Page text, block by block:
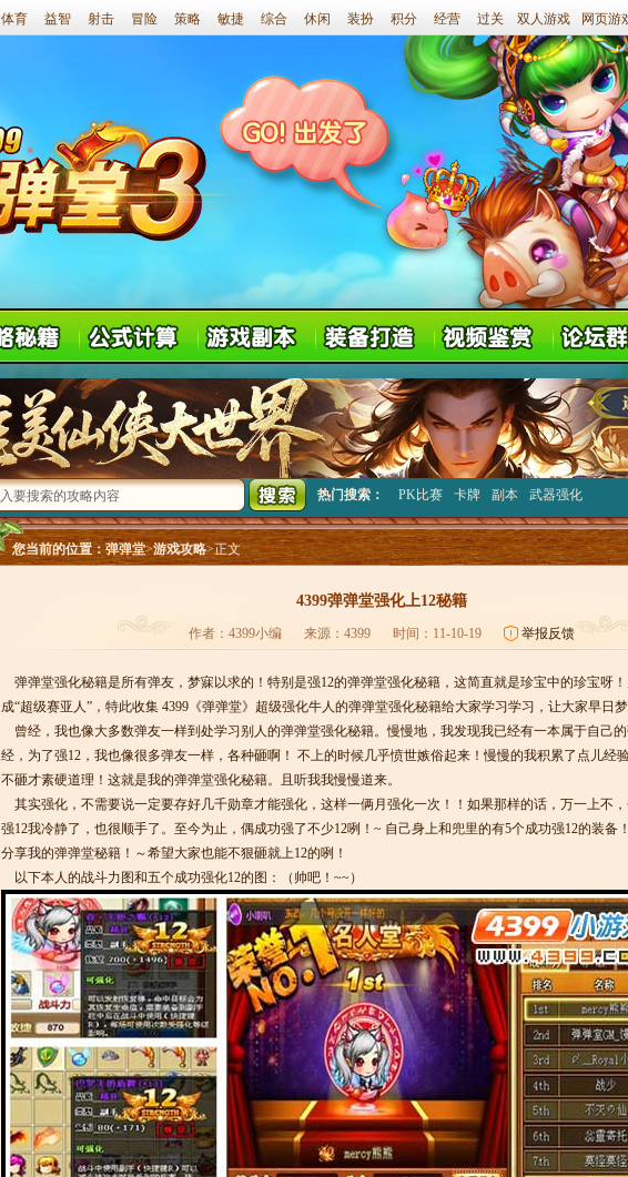
体育 益智 射击 冒险 策略 敏捷 综合 休闲 装扮 积分 经营 过关 双人游戏 网页游
热门搜索： PK比赛 卡牌 副本 武器强化
您当前的位置：弹弹堂>游戏攻略>正文
4399弹弹堂强化上12秘籍
作者：4399小编 来源：4399 时间：11-10-19 举报反馈
弹弹堂强化秘籍是所有弹友，梦寐以求的！特别是强12的弹弹堂强化秘籍，这简直就是珍宝中的珍宝呀
成“超级赛亚人”，特此收集 4399《弹弹堂》超级强化牛人的弹弹堂强化秘籍给大家学习学习，让大家早日
曾经，我也像大多数弹友一样到处学习别人的弹弹堂强化秘籍。慢慢地，我发现我已经有一本属于自己
经，为了强12，我也像很多弹友一样，各种砸啊！ 不上的时候几乎愤世嫉俗起来！慢慢的我积累了点儿经
不砸才素硬道理！这就是我的弹弹堂强化秘籍。且听我我慢慢道来。
其实强化，不需要说一定要存好几千勋章才能强化，这样一俩月强化一次！！如果那样的话，万一上不
强12我冷静了，也很顺手了。至今为止，偶成功强了不少12咧！~ 自己身上和兜里的有5个成功强12的装备
分享我的弹弹堂秘籍！～希望大家也能不狠砸就上12的咧！
以下本人的战斗力图和五个成功强化12的图：（帅吧！~~）